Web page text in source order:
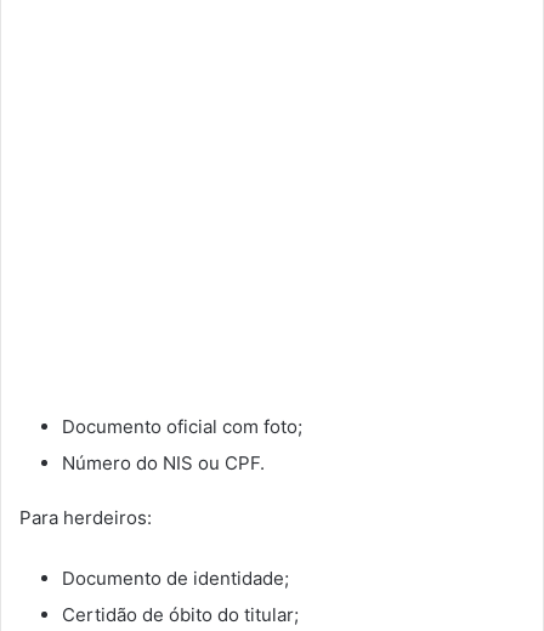
Documento oficial com foto;
Número do NIS ou CPF.
Para herdeiros:
Documento de identidade;
Certidão de óbito do titular;